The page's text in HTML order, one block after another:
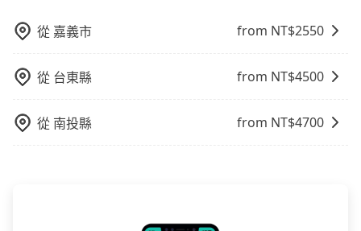
發的縣市而有所不同。 總體而言，到機場的最佳交通方
式取決於您的預算、時間和行程安排。建議您提前了解
的乘車時間即可。
從 嘉義市 from NT$2550
從 台東縣 from NT$4500
從 南投縣 from NT$4700